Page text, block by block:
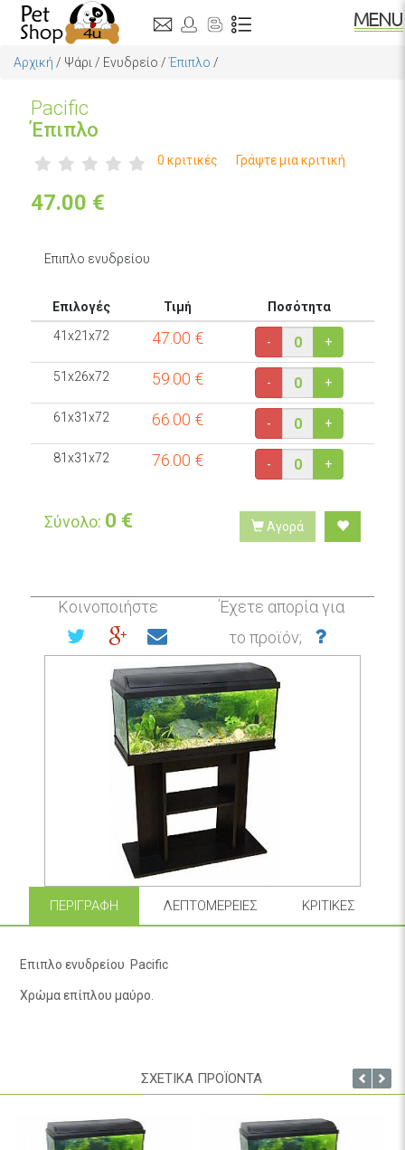
Αρχική / Ψάρι / Ενυδρείο /Έπιπλο /
Pacific
Έπιπλο
0 κριτικές Γράψτε μια κριτική
47.00 €
Eπιπλο ενυδρείου
Επιλογές Τιμή
Ποσότητα
41x21x72
47.00 € - +
51x26x72 59.00 € - +
61x31x72 66.00 € - +
81x31x72 76.00 € - +
Σύνολο: 0 € Αγορά
Κοινοποιήστε
Έχετε απορία για
το προϊόν;
ΠΕΡΙΓΡΑΦΉ ΛΕΠΤΟΜΈΡΕΙΕΣ ΚΡΙΤΙΚΈΣ
Eπιπλο ενυδρείου Pacific
Χρώμα επίπλου μαύρο.
ΣΧΕΤΙΚΑ ΠΡΟΪΟΝΤΑ